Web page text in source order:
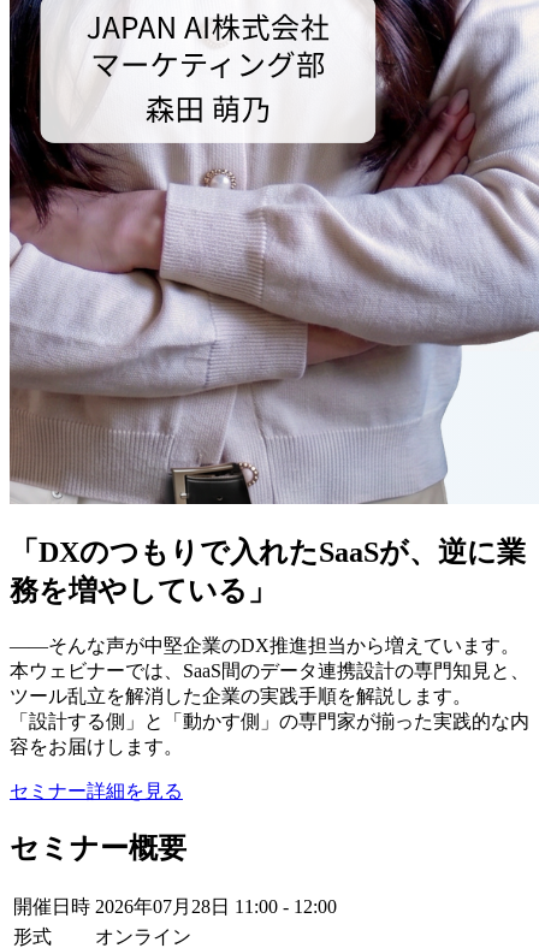
「DXのつもりで入れたSaaSが、逆に業
務を増やしている」
——そんな声が中堅企業のDX推進担当から増えています。
本ウェビナーでは、SaaS間のデータ連携設計の専門知見と、
ツール乱立を解消した企業の実践手順を解説します。
「設計する側」と「動かす側」の専門家が揃った実践的な内
容をお届けします。
セミナー詳細を見る
セミナー概要
開催日時 2026年07月28日 11:00 - 12:00
形式
オンライン